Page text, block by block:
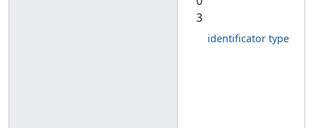
3
identificator type